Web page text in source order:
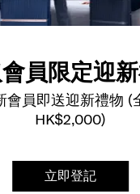
員限定迎
會員即送迎新禮物 (
HK$2,000)
立即登記
質的物料製造產品，並提
何情況，您的旅程始終領